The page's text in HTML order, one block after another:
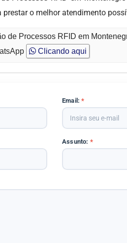
o melhor atendimento
de Processos RFID em
Clicando aqui
Email:*
Assunto: *